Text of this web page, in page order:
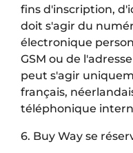
fins d'inscription,
doit s'agir du
électronique
GSM ou de
peut s'agir
français,
téléphonique
6. Buy Way se